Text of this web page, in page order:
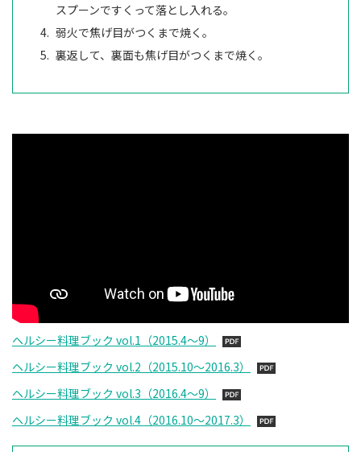
スプーンですくって落とし入れる。
弱火で焦げ目がつくまで焼く。
裏返して、裏面も焦げ目がつくまで焼く。
ヘルシー料理ブック vol.1（2015.4～9）
ヘルシー料理ブック vol.2（2015.10～2016.3）
ヘルシー料理ブック vol.3（2016.4～9）
ヘルシー料理ブック vol.4（2016.10～2017.3）